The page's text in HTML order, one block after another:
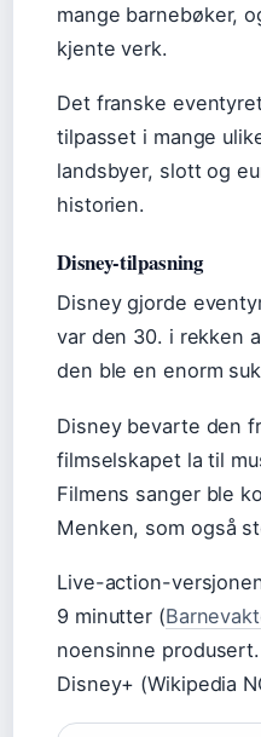
mange barnebøker,
kjente verk.
Det franske
tilpasset i mange
landsbyer, slott og
historien.
Disney-tilpasning
Disney gjorde
var den 30. i rekken
den ble en enorm
Disney bevarte den
filmselskapet la til
Filmens sanger ble
Menken, som også
Live-action-
9 minutter (
noensinne
Disney+ (Wikipedia